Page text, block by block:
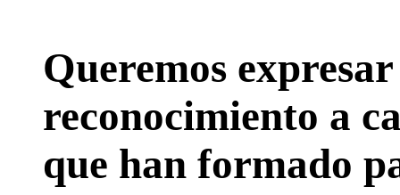
Queremos
reconocimiento a
que han formado